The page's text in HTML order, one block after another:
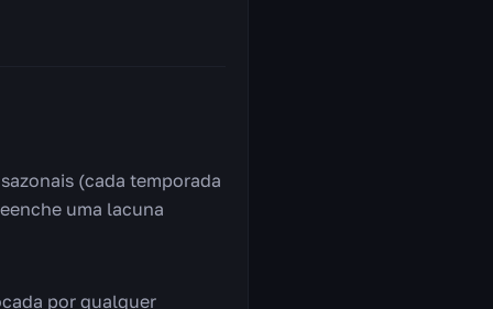
(cada temporada
uma lacuna
por qualquer